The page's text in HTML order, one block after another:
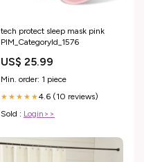
tech protect sleep mask pink
PIM_CategoryId_1576
US$ 25.99
Min. order: 1 piece
★★★★★4.6 (10 reviews)
Sold : Login>>